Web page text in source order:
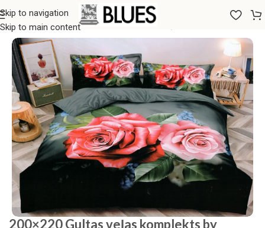
Skip to navigation
Skip to main content
Sākums/Gultas veļa/200x220 GULTAS VEĻAS KOMPLEKTI
200×220 Gultas veļas komplekts by